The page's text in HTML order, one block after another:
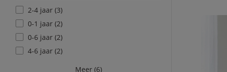
2-4 jaar (3)
0-1 jaar (2)
0-6 jaar (2)
4-6 jaar (2)
Meer (6)